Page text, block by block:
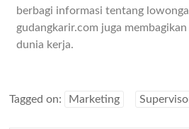
berbagi informasi tentang
gudangkarir.com juga
dunia kerja.
Tagged on: Marketing